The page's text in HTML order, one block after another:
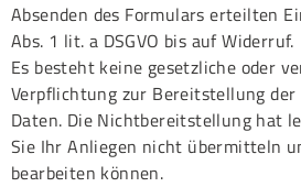
Absenden des Formulars erteilten
Abs. 1 lit. a DSGVO bis auf Widerruf.
Es besteht keine gesetzliche oder
Verpflichtung zur Bereitstellung der
Daten. Die Nichtbereitstellung hat
Sie Ihr Anliegen nicht übermitteln
bearbeiten können.